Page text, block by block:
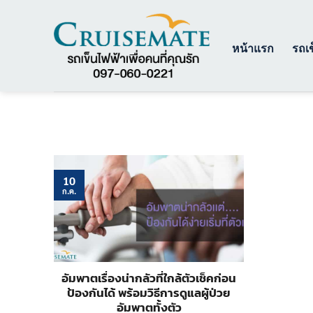
หน้าแรก รถ
อัมพาตเรื่องน่ากลัวที่ใกล้ตัวเช็คก่อน
ป้องกันได้ พร้อมวิธีการดูแลผู้ป่วย
อัมพาตทั้งตัว
10
ก.ค.